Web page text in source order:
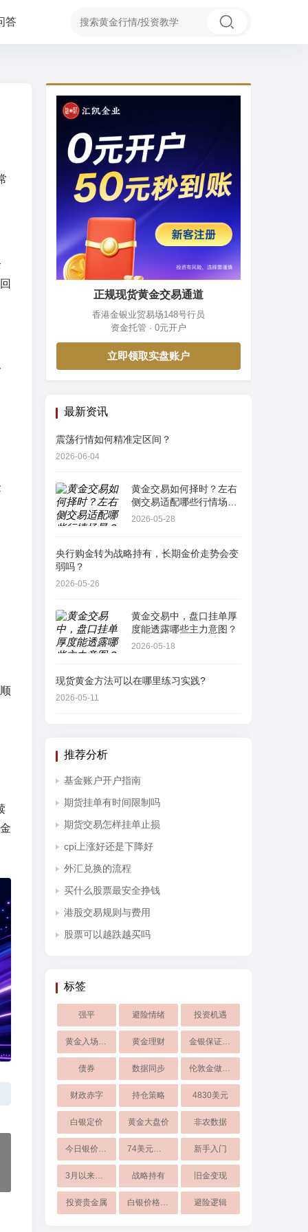
答
正规现货黄金交易通道
香港金银业贸易场148号行员
资金托管 · 0元开户
立即领取实盘账户
最新资讯
震荡行情如何精准定区间？
2026-06-04
黄金交易如何择时？左右
侧交易适配哪些行情场
景？
2026-05-28
央行购金转为战略持有，长期金价走势会变
弱吗？
2026-05-26
黄金交易中，盘口挂单厚
度能透露哪些主力意图？
2026-05-18
现货黄金方法可以在哪里练习实践?
2026-05-11
推荐分析
基金账户开户指南
期货挂单有时间限制吗
期货交易怎样挂单止损
cpi上涨好还是下降好
外汇兑换的流程
买什么股票最安全挣钱
港股交易规则与费用
股票可以越跌越买吗
标签
强平 避险情绪 投资机遇
黄金入场投资 黄金理财 金银保证金下调
债券 数据同步 伦敦金做空盈利逻辑
财政赤字 持仓策略 4830美元
白银定价 黄金大盘价 非农数据
今日银价走势 74美元支撑 新手入门
3月以来新低 战略持有 旧金变现
投资贵金属 白银价格波动 避险逻辑